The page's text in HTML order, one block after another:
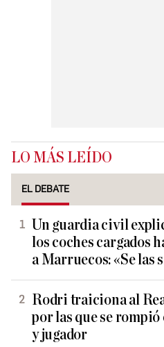
LO MÁS LEÍDO
EL DEBATE
Un guardia civil
los coches cargados
a Marruecos: «Se las
Rodri traiciona al
por las que se
y jugador